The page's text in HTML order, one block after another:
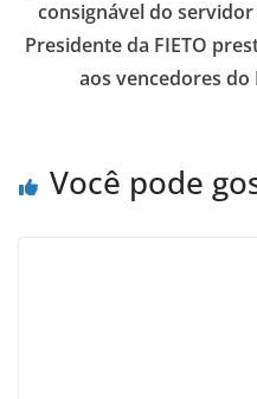
consignável do
Presidente da FIETO
aos vencedores do
Você pode